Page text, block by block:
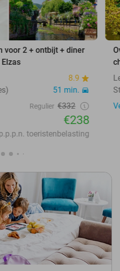
voor 2 + ontbijt + diner
8.9
51 min.
Regulier €332
€238
toeristenbelasting